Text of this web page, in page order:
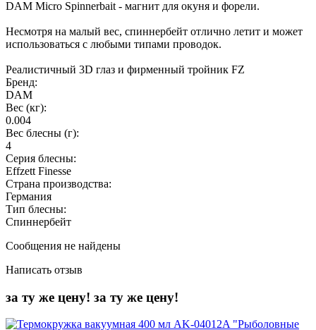
DAM Micro Spinnerbait - магнит для окуня и форели.
Несмотря на малый вес, спиннербейт отлично летит и может
использоваться с любыми типами проводок.
Реалистичный 3D глаз и фирменный тройник FZ
Бренд:
DAM
Вес (кг):
0.004
Вес блесны (г):
4
Серия блесны:
Effzett Finesse
Страна производства:
Германия
Тип блесны:
Спиннербейт
Сообщения не найдены
Написать отзыв
за ту же цену! за ту же цену!